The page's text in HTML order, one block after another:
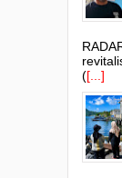
([...]